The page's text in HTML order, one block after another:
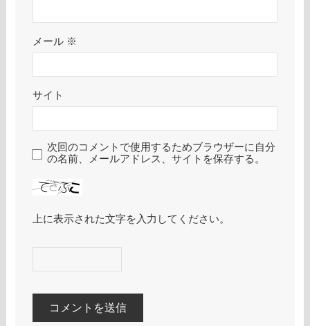
メール ※
サイト
次回のコメントで使用するためブラウザーに自分
の名前、メールアドレス、サイトを保存する。
上に表示された文字を入力してください。